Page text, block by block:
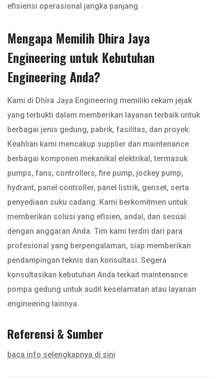
efisiensi operasional jangka panjang.
Mengapa Memilih Dhira Jaya
Engineering untuk Kebutuhan
Engineering Anda?
Kami di Dhira Jaya Engineering memiliki rekam jejak
yang terbukti dalam memberikan layanan terbaik untuk
berbagai jenis gedung, pabrik, fasilitas, dan proyek.
Keahlian kami mencakup supplier dan maintenance
berbagai komponen mekanikal elektrikal, termasuk
pumps, fans, controllers, fire pump, jockey pump,
hydrant, panel controller, panel listrik, genset, serta
penyediaan suku cadang. Kami berkomitmen untuk
memberikan solusi yang efisien, andal, dan sesuai
dengan anggaran Anda. Tim kami terdiri dari para
profesional yang berpengalaman, siap memberikan
pendampingan teknis dan konsultasi. Segera
konsultasikan kebutuhan Anda terkait maintenance
pompa gedung untuk audit keselamatan atau layanan
engineering lainnya.
Referensi & Sumber
baca info selengkapnya di sini